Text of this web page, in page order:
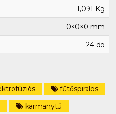
1,091 Kg
0×0×0 mm
24 db
fűtőspirálos
karmanytú